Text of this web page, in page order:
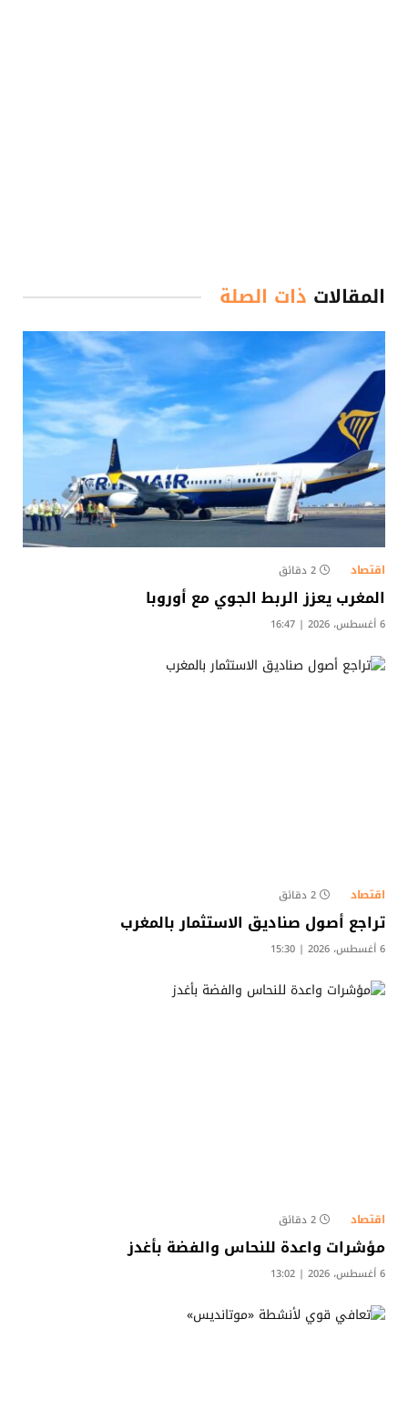
المقالات ذات الصلة
اقتصاد 2 دقائق
المغرب يعزز الربط الجوي مع أوروبا
6 أغسطس، 2026 | 16:47
اقتصاد 2 دقائق
تراجع أصول صناديق الاستثمار بالمغرب
6 أغسطس، 2026 | 15:30
اقتصاد 2 دقائق
مؤشرات واعدة للنحاس والفضة بأغدز
6 أغسطس، 2026 | 13:02